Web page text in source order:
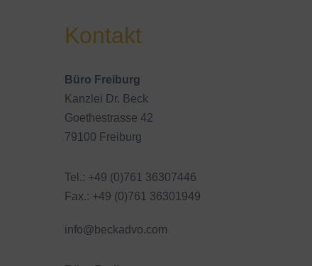
Kontakt
Büro Freiburg
Kanzlei Dr. Beck
Goethestrasse 42
79100 Freiburg
Tel.: +49 (0)761 36307446
Fax.: +49 (0)761 36301949
info@beckadvo.com